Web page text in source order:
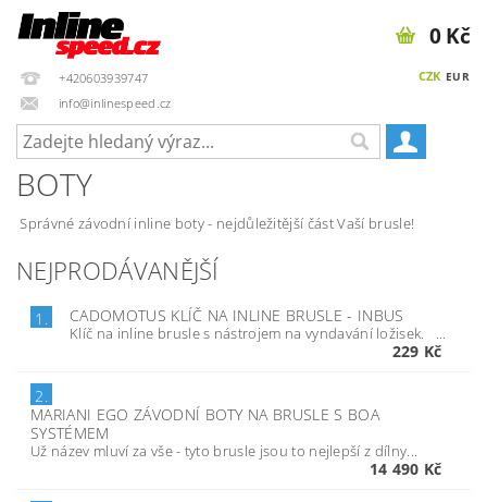
+420603939747
info@inlinespeed.cz
CZK EUR
0 Kč
BOTY
Správné závodní inline boty - nejdůležitější část Vaší brusle!
NEJPRODÁVANĚJŠÍ
1. CADOMOTUS KLÍČ NA INLINE BRUSLE - INBUS
Klíč na inline brusle s nástrojem na vyndavání ložisek. ...
229 Kč
2.
MARIANI EGO ZÁVODNÍ BOTY NA BRUSLE S BOA
SYSTÉMEM
Už název mluví za vše - tyto brusle jsou to nejlepší z dílny...
14 490 Kč